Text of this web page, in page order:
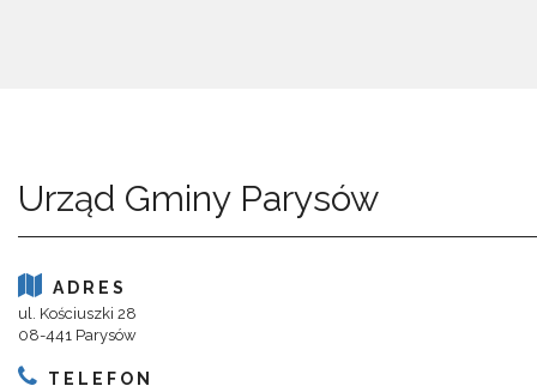
Urząd Gminy Parysów
ADRES
ul. Kościuszki 28
08-441 Parysów
TELEFON